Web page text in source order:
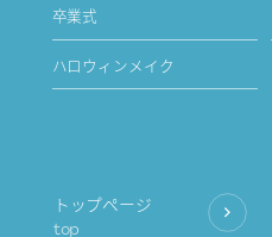
卒業式
ハロウィンメイク
トップページ
top